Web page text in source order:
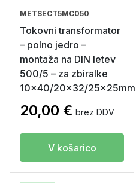
METSECT5MC050
Tokovni transformator
– polno jedro –
montaža na DIN letev
500/5 – za zbiralke
10×40/20×32/25x25mm
20,00 € brez DDV
V košarico